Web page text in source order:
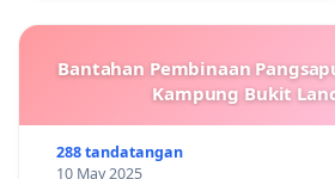
Bantahan Pembinaan
Kampung Bukit
288 tandatangan
10 May 2025